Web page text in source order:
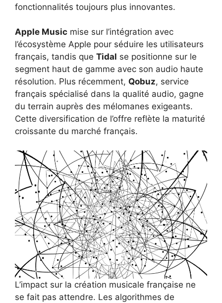
fonctionnalités toujours plus innovantes.
Apple Music mise sur l’intégration avec
l’écosystème Apple pour séduire les utilisateurs
français, tandis que Tidal se positionne sur le
segment haut de gamme avec son audio haute
résolution. Plus récemment, Qobuz, service
français spécialisé dans la qualité audio, gagne
du terrain auprès des mélomanes exigeants.
Cette diversification de l’offre reflète la maturité
croissante du marché français.
L’impact sur la création musicale française ne
se fait pas attendre. Les algorithmes de